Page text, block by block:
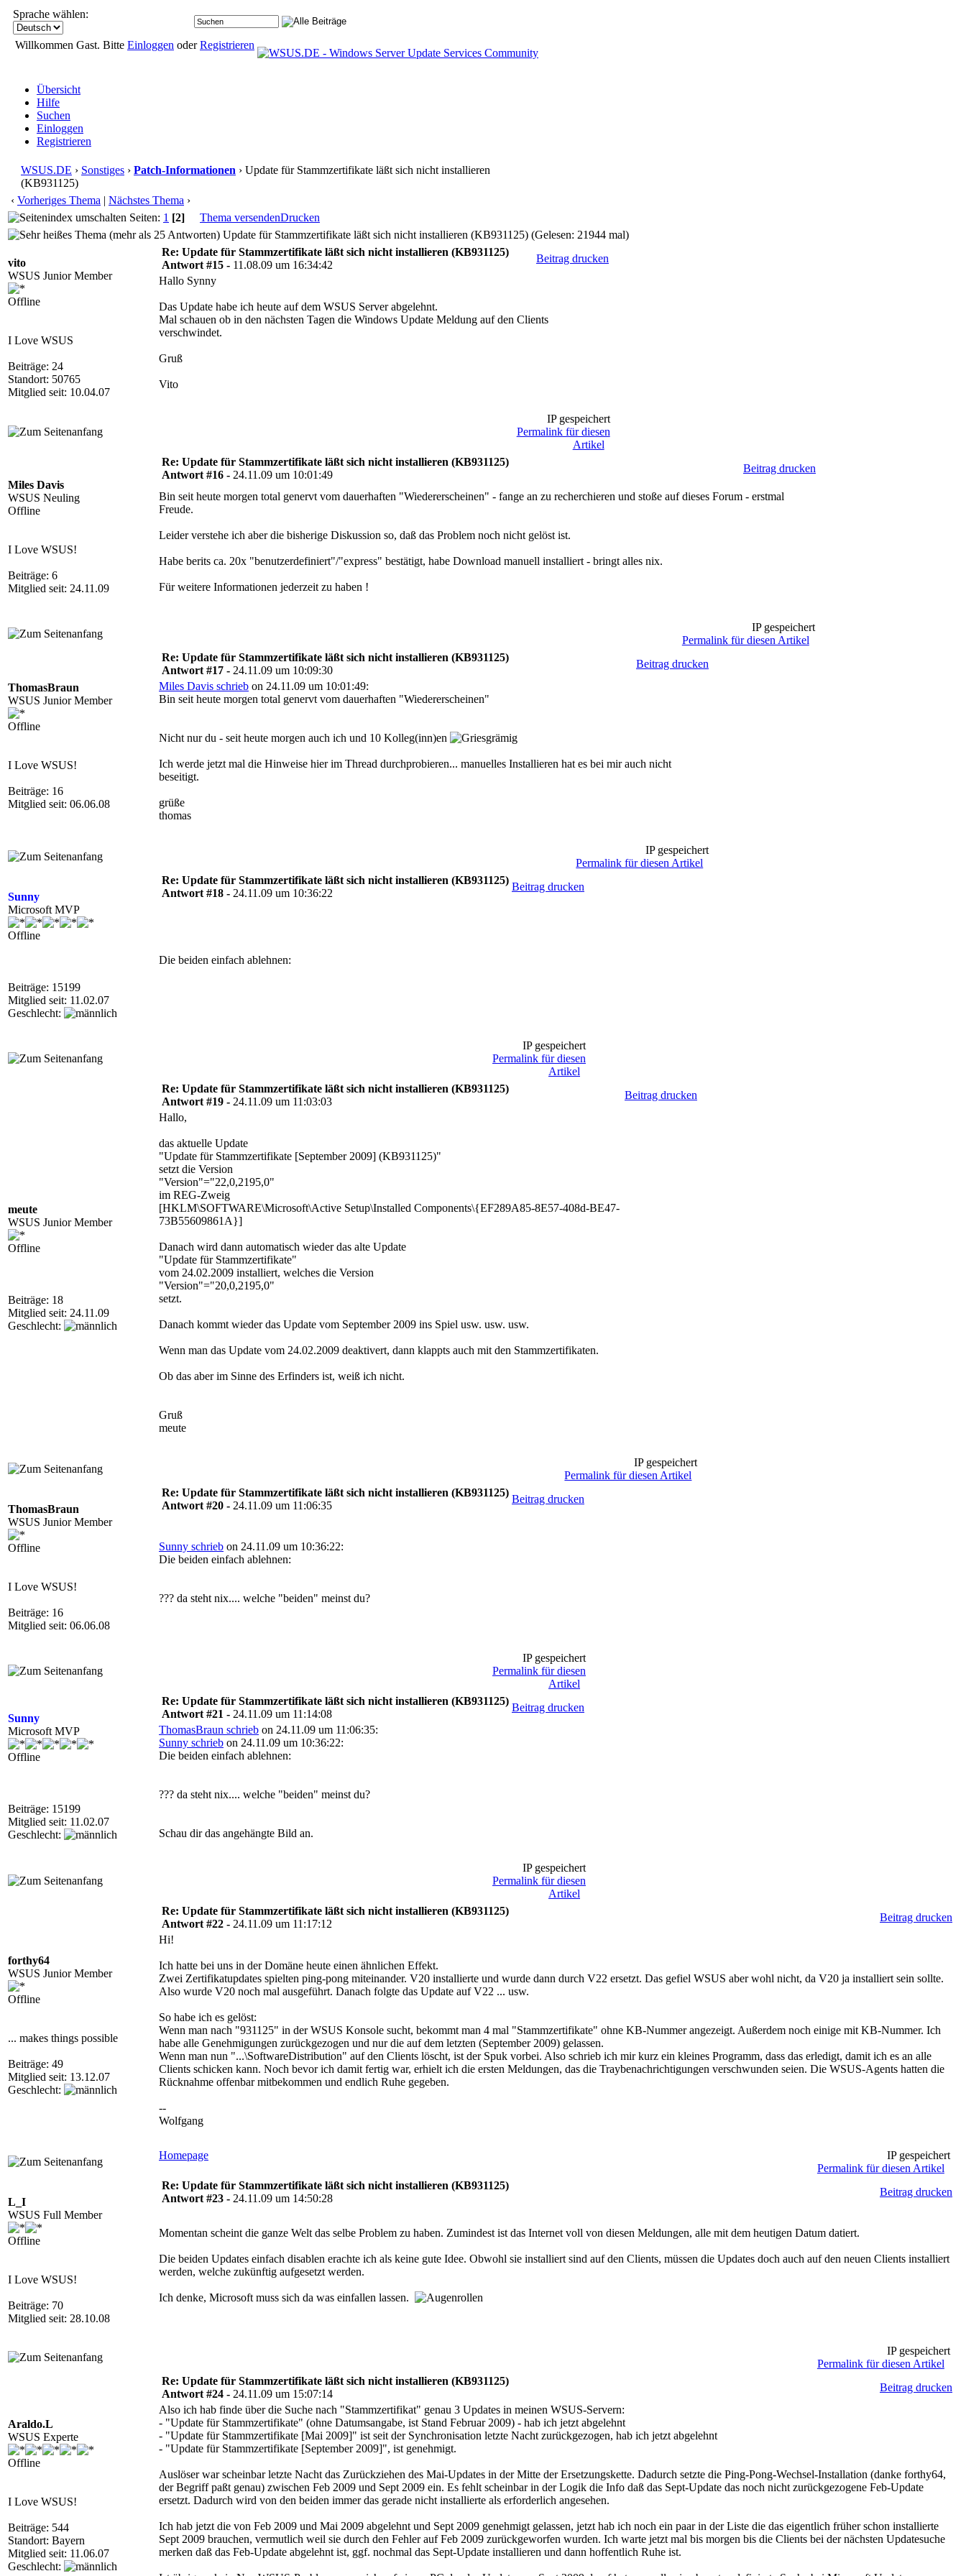
Sprache wählen:
Willkommen Gast. Bitte Einloggen oderRegistrieren
Übersicht
Hilfe
Suchen
Einloggen
Registrieren
WSUS.DE › Sonstiges › Patch-Informationen › Update für Stammzertifikate läßt sich nicht installieren
(KB931125)
‹ Vorheriges Thema | Nächstes Thema ›
Seiten: 1 [2] Thema versendenDrucken
Update für Stammzertifikate läßt sich nicht installieren (KB931125) (Gelesen: 21944 mal)
vito
WSUS Junior Member
Offline
I Love WSUS
Beiträge: 24
Standort: 50765
Mitglied seit: 10.04.07
Re: Update für Stammzertifikate läßt sich nicht installieren (KB931125)
Antwort #15 - 11.08.09 um 16:34:42
Beitrag drucken
Hallo Synny
Das Update habe ich heute auf dem WSUS Server abgelehnt.
Mal schauen ob in den nächsten Tagen die Windows Update Meldung auf den Clients
verschwindet.
Gruß
Vito
IP gespeichert
Permalink für diesen
Artikel
Miles Davis
WSUS Neuling
Offline
I Love WSUS!
Beiträge: 6
Mitglied seit: 24.11.09
Re: Update für Stammzertifikate läßt sich nicht installieren (KB931125)
Antwort #16 - 24.11.09 um 10:01:49
Beitrag drucken
Bin seit heute morgen total genervt vom dauerhaften "Wiedererscheinen" - fange an zu recherchieren und stoße auf dieses Forum - erstmal
Freude.
Leider verstehe ich aber die bisherige Diskussion so, daß das Problem noch nicht gelöst ist.
Habe berits ca. 20x "benutzerdefiniert"/"express" bestätigt, habe Download manuell installiert - bringt alles nix.
Für weitere Informationen jederzeit zu haben !
IP gespeichert
Permalink für diesen Artikel
ThomasBraun
WSUS Junior Member
Offline
I Love WSUS!
Beiträge: 16
Mitglied seit: 06.06.08
Re: Update für Stammzertifikate läßt sich nicht installieren (KB931125)
Antwort #17 - 24.11.09 um 10:09:30
Beitrag drucken
Miles Davis schrieb on 24.11.09 um 10:01:49:
Bin seit heute morgen total genervt vom dauerhaften "Wiedererscheinen"
Nicht nur du - seit heute morgen auch ich und 10 Kolleg(inn)en
Ich werde jetzt mal die Hinweise hier im Thread durchprobieren... manuelles Installieren hat es bei mir auch nicht
beseitigt.
grüße
thomas
IP gespeichert
Permalink für diesen Artikel
Sunny
Microsoft MVP
Offline
Beiträge: 15199
Mitglied seit: 11.02.07
Geschlecht:
Re: Update für Stammzertifikate läßt sich nicht installieren (KB931125)
Antwort #18 - 24.11.09 um 10:36:22
Beitrag drucken
Die beiden einfach ablehnen:
IP gespeichert
Permalink für diesen
Artikel
meute
WSUS Junior Member
Offline
Beiträge: 18
Mitglied seit: 24.11.09
Geschlecht:
Re: Update für Stammzertifikate läßt sich nicht installieren (KB931125)
Antwort #19 - 24.11.09 um 11:03:03
Beitrag drucken
Hallo,
das aktuelle Update
"Update für Stammzertifikate [September 2009] (KB931125)"
setzt die Version
"Version"="22,0,2195,0"
im REG-Zweig
[HKLM\SOFTWARE\Microsoft\Active Setup\Installed Components\{EF289A85-8E57-408d-BE47-
73B55609861A}]
Danach wird dann automatisch wieder das alte Update
"Update für Stammzertifikate"
vom 24.02.2009 installiert, welches die Version
"Version"="20,0,2195,0"
setzt.
Danach kommt wieder das Update vom September 2009 ins Spiel usw. usw. usw.
Wenn man das Update vom 24.02.2009 deaktivert, dann klappts auch mit den Stammzertifikaten.
Ob das aber im Sinne des Erfinders ist, weiß ich nicht.
Gruß
meute
IP gespeichert
Permalink für diesen Artikel
ThomasBraun
WSUS Junior Member
Offline
I Love WSUS!
Beiträge: 16
Mitglied seit: 06.06.08
Re: Update für Stammzertifikate läßt sich nicht installieren (KB931125)
Antwort #20 - 24.11.09 um 11:06:35
Beitrag drucken
Sunny schrieb on 24.11.09 um 10:36:22:
Die beiden einfach ablehnen:
??? da steht nix.... welche "beiden" meinst du?
IP gespeichert
Permalink für diesen
Artikel
Sunny
Microsoft MVP
Offline
Beiträge: 15199
Mitglied seit: 11.02.07
Geschlecht:
Re: Update für Stammzertifikate läßt sich nicht installieren (KB931125)
Antwort #21 - 24.11.09 um 11:14:08
Beitrag drucken
ThomasBraun schrieb on 24.11.09 um 11:06:35:
Sunny schrieb on 24.11.09 um 10:36:22:
Die beiden einfach ablehnen:
??? da steht nix.... welche "beiden" meinst du?
Schau dir das angehängte Bild an.
IP gespeichert
Permalink für diesen
Artikel
forthy64
WSUS Junior Member
Offline
... makes things possible
Beiträge: 49
Mitglied seit: 13.12.07
Geschlecht:
Re: Update für Stammzertifikate läßt sich nicht installieren (KB931125)
Antwort #22 - 24.11.09 um 11:17:12
Beitrag drucken
Hi!
Ich hatte bei uns in der Domäne heute einen ähnlichen Effekt.
Zwei Zertifikatupdates spielten ping-pong miteinander. V20 installierte und wurde dann durch V22 ersetzt. Das gefiel WSUS aber wohl nicht, da V20 ja installiert sein sollte.
Also wurde V20 noch mal ausgeführt. Danach folgte das Update auf V22 ... usw.
So habe ich es gelöst:
Wenn man nach "931125" in der WSUS Konsole sucht, bekommt man 4 mal "Stammzertifikate" ohne KB-Nummer angezeigt. Außerdem noch einige mit KB-Nummer. Ich
habe alle Genehmigungen zurückgezogen und nur die auf dem letzten (September 2009) gelassen.
Wenn man nun "...\SoftwareDistribution" auf den Clients löscht, ist der Spuk vorbei. Also schrieb ich mir kurz ein kleines Programm, dass das erledigt, damit ich es an alle
Clients schicken kann. Noch bevor ich damit fertig war, erhielt ich die ersten Meldungen, das die Traybenachrichtigungen verschwunden seien. Die WSUS-Agents hatten die
Rücknahme offenbar mitbekommen und endlich Ruhe gegeben.
--
Wolfgang
Homepage
IP gespeichert
Permalink für diesen Artikel
L_I
WSUS Full Member
Offline
I Love WSUS!
Beiträge: 70
Mitglied seit: 28.10.08
Re: Update für Stammzertifikate läßt sich nicht installieren (KB931125)
Antwort #23 - 24.11.09 um 14:50:28
Beitrag drucken
Momentan scheint die ganze Welt das selbe Problem zu haben. Zumindest ist das Internet voll von diesen Meldungen, alle mit dem heutigen Datum datiert.
Die beiden Updates einfach disablen erachte ich als keine gute Idee. Obwohl sie installiert sind auf den Clients, müssen die Updates doch auch auf den neuen Clients installiert
werden, welche zukünftig aufgesetzt werden.
Ich denke, Microsoft muss sich da was einfallen lassen.
IP gespeichert
Permalink für diesen Artikel
Araldo.L
WSUS Experte
Offline
I Love WSUS!
Beiträge: 544
Standort: Bayern
Mitglied seit: 11.06.07
Geschlecht:
Re: Update für Stammzertifikate läßt sich nicht installieren (KB931125)
Antwort #24 - 24.11.09 um 15:07:14
Beitrag drucken
Also ich hab finde über die Suche nach "Stammzertifikat" genau 3 Updates in meinen WSUS-Servern:
- "Update für Stammzertifikate" (ohne Datumsangabe, ist Stand Februar 2009) - hab ich jetzt abgelehnt
- "Update für Stammzertifikate [Mai 2009]" ist seit der Synchronisation letzte Nacht zurückgezogen, hab ich jetzt abgelehnt
- "Update für Stammzertifikate [September 2009]", ist genehmigt.
Auslöser war scheinbar letzte Nacht das Zurückziehen des Mai-Updates in der Mitte der Ersetzungskette. Dadurch setzte die Ping-Pong-Wechsel-Installation (danke forthy64,
der Begriff paßt genau) zwischen Feb 2009 und Sept 2009 ein. Es fehlt scheinbar in der Logik die Info daß das Sept-Update das noch nicht zurückgezogene Feb-Update
ersetzt. Dadurch wird von den beiden immer das gerade nicht installierte als erforderlich angesehen.
Ich hab jetzt die von Feb 2009 und Mai 2009 abgelehnt und Sept 2009 genehmigt gelassen, jetzt hab ich noch ein paar in der Liste die das eigentlich früher schon installierte
Sept 2009 brauchen, vermutlich weil sie durch den Fehler auf Feb 2009 zurückgeworfen wurden. Ich warte jetzt mal bis morgen bis die Clients bei der nächsten Updatesuche
merken daß das Feb-Update abgelehnt ist, ggf. nochmal das Sept-Update installieren und dann hoffentlich Ruhe ist.